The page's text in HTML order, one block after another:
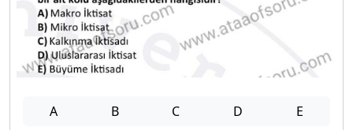
A B C D E